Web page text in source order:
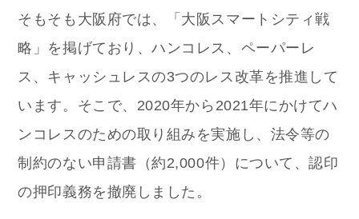
そもそも大阪府では、「大阪スマートシティ戦
略」を掲げており、ハンコレス、ペーパーレ
ス、キャッシュレスの3つのレス改革を推進して
います。そこで、2020年から2021年にかけてハ
ンコレスのための取り組みを実施し、法令等の
制約のない申請書（約2,000件）について、認印
の押印義務を撤廃しました。